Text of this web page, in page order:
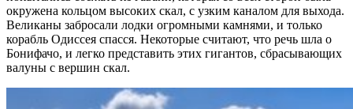
окружена кольцом высоких скал, с узким каналом для выхода.
Великаны забросали лодки огромными камнями, и только
корабль Одиссея спасся. Некоторые считают, что речь шла о
Бонифачо, и легко представить этих гигантов, сбрасывающих
валуны с вершин скал.